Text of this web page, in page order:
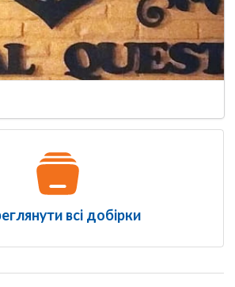
всі добірки